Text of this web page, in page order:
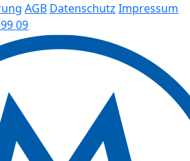
AGB Datenschutz Impressum
09